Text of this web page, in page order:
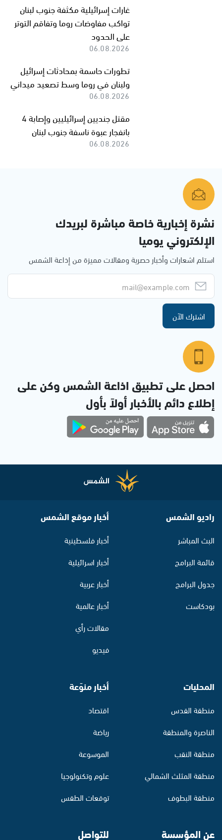
غارات إسرائيلية مكثفة جنوب لبنان
تواكب مفاوضات روما وتفاقم التوتر
على الحدود
06.08.2026
تطورات حاسمة بمحادثات إسرائيل
ولبنان في روما وسط تصعيد ميداني
06.08.2026
مقتل جنديين إسرائيليين وإصابة 4
بانفجار عبوة ناسفة جنوب لبنان
06.08.2026
نشرة إخبارية خاصة مباشرة لبريدك
الإلكتروني يوميا
استلم اشعارات وأخبار حصرية ومقالات مميزة من إذاعة الشمس
اشترك الآن
احصل على تطبيق اذاعة الشمس وكن على
إطلاع دائم بالأخبار أولاً بأول
راديو الشمس
البث المباشر
قائمة البرامج
جدول البرامج
بودكاست
أخبار موقع الشمس
أخبار فلسطينية
أخبار اسرائيلية
أخبار عربية
أخبار عالمية
مقالات رأي
فيديو
المحليات
منطقة القدس
الناصرة والمنطقة
منطقة النقب
منطقة المثلث الشمالي
منطقة البطوف
أخبار منوّعة
اقتصاد
رياضة
الموسوعة
علوم وتكنولوجيا
توقعات الطقس
عن المؤسسة للتواصل